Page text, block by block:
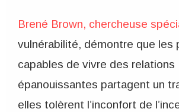
Brené Brown, chercheuse
vulnérabilité, démontre que les
capables de vivre des relations
épanouissantes partagent un
elles tolèrent l’inconfort de